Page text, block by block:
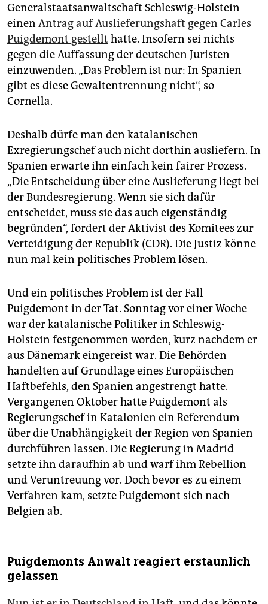
Generalstaatsanwaltschaft Schleswig-Holstein
einen Antrag auf Auslieferungshaft gegen Carles
Puigdemont gestellt hatte. Insofern sei nichts
gegen die Auffassung der deutschen Juristen
einzuwenden. „Das Problem ist nur: In Spanien
gibt es diese Gewaltentrennung nicht“, so
Cornella.
Deshalb dürfe man den katalanischen
Exregierungschef auch nicht dorthin ausliefern. In
Spanien erwarte ihn einfach kein fairer Prozess.
„Die Entscheidung über eine Auslieferung liegt bei
der Bundesregierung. Wenn sie sich dafür
entscheidet, muss sie das auch eigenständig
begründen“, fordert der Aktivist des Komitees zur
Verteidigung der Republik (CDR). Die Justiz könne
nun mal kein politisches Problem lösen.
Und ein politisches Problem ist der Fall
Puigdemont in der Tat. Sonntag vor einer Woche
war der katalanische Politiker in Schleswig-
Holstein festgenommen worden, kurz nachdem er
aus Dänemark eingereist war. Die Behörden
handelten auf Grundlage eines Europäischen
Haftbefehls, den Spanien angestrengt hatte.
Vergangenen Oktober hatte Puigdemont als
Regierungschef in Katalonien ein Referendum
über die Unabhängigkeit der Region von Spanien
durchführen lassen. Die Regierung in Madrid
setzte ihn daraufhin ab und warf ihm Rebellion
und Veruntreuung vor. Doch bevor es zu einem
Verfahren kam, setzte Puigdemont sich nach
Belgien ab.
Puigdemonts Anwalt reagiert erstaunlich
gelassen